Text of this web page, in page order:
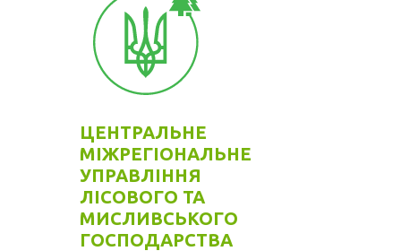
ЦЕНТРАЛЬНЕ
МІЖРЕГІОНАЛЬНЕ
УПРАВЛІННЯ
ЛІСОВОГО ТА
МИСЛИВСЬКОГО
ГОСПОДАРСТВА